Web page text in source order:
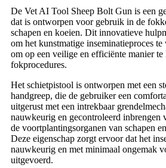
De Vet AI Tool Sheep Bolt Gun is een
dat is ontworpen voor gebruik in de
schapen en koeien. Dit innovatieve
om het kunstmatige inseminatieproces
om op een veilige en efficiënte manier te
fokprocedures.
Het schietpistool is ontworpen met een
handgreep, die de gebruiker een
uitgerust met een intrekbaar
nauwkeurig en gecontroleerd inbrengen
de voortplantingsorganen van schapen
Deze eigenschap zorgt ervoor dat het
nauwkeurig en met minimaal ongemak
uitgevoerd.